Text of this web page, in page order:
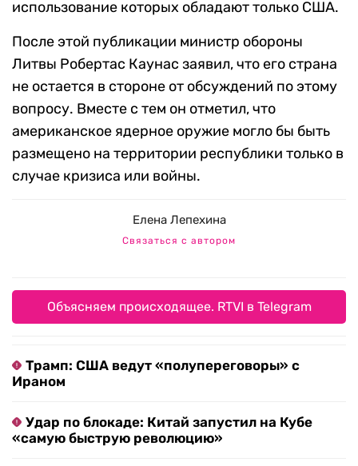
использование которых обладают только США.
После этой публикации министр обороны
Литвы Робертас Каунас заявил, что его страна
не остается в стороне от обсуждений по этому
вопросу. Вместе с тем он отметил, что
американское ядерное оружие могло бы быть
размещено на территории республики только в
случае кризиса или войны.
Елена Лепехина
Связаться с автором
Объясняем происходящее. RTVI в Telegram
Трамп: США ведут «полупереговоры» с
Ираном
Удар по блокаде: Китай запустил на Кубе
«самую быструю революцию»